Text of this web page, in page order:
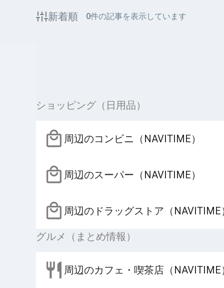
新着順 0件の記事を表示しています
ショッピング（日用品）
周辺のコンビニ（NAVITIME）
周辺のスーパー（NAVITIME）
周辺のドラッグストア（NAVITIME
グルメ（まとめ情報）
周辺のカフェ・喫茶店（NAVITIME